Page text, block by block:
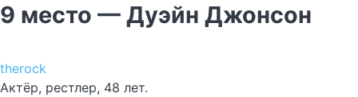
9 место — Дуэйн Джонсон
therock
Актёр, рестлер, 48 лет.